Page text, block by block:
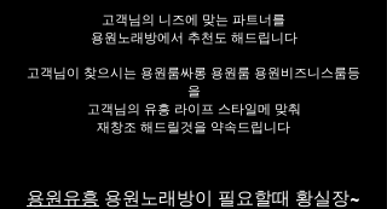
고객님의 니즈에 맞는 파트너를
용원노래방에서 추천도 해드립니다
고객님이 찾으시는 용원룸싸롱 용원룸 용원비즈니스룸등
을
고객님의 유흥 라이프 스타일메 맞춰
재창조 해드릴것을 약속드립니다
용원유흥 용원노래방이 필요할때 황실장~